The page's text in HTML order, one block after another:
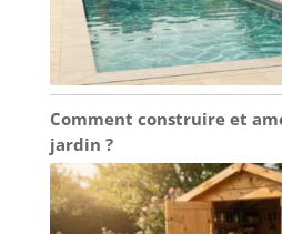
Comment construire et
jardin ?